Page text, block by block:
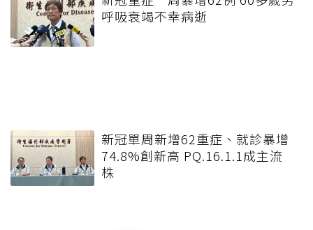
呼吸衰竭不幸病逝
新冠單周新增62重症、就診暴增
74.8%創新高 PQ.16.1.1成主流
株